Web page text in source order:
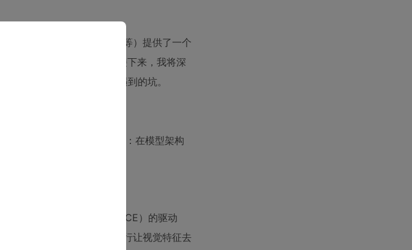
检、农业监测、天文观测等）提供了一个
御其带来的“噪声污染”。接下来，我将深
现和思考这类模型时可能遇到的坑。
为“保守主义下的激进探索”：在模型架构
个对比损失函数（如InfoNCE）的驱动
当文本侧充满噪声时，强行让视觉特征去